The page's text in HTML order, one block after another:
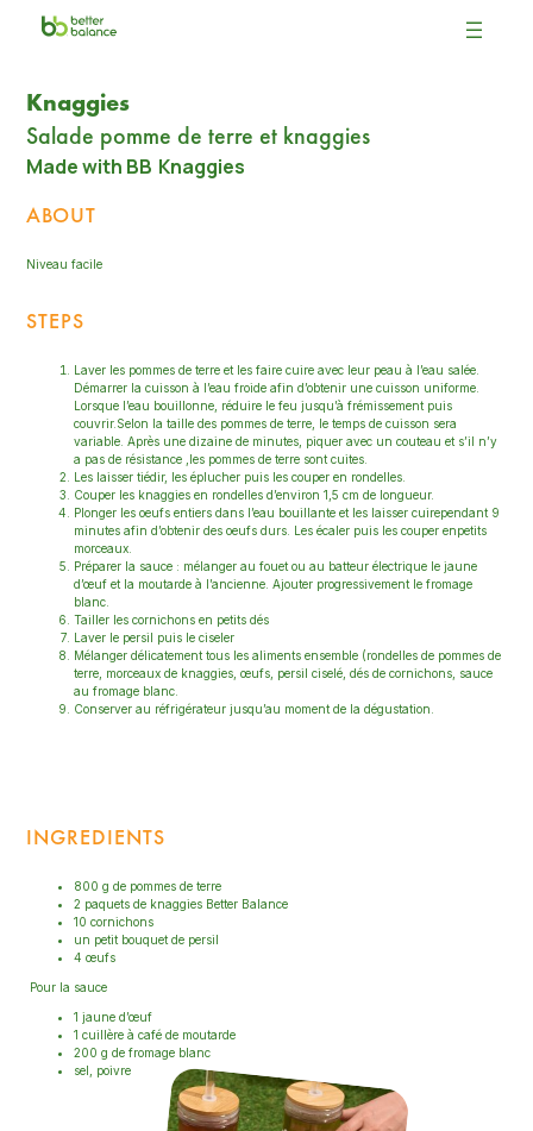
Knaggies
Salade pomme de terre et knaggies
Made with BB Knaggies
ABOUT
Niveau facile
STEPS
Laver les pommes de terre et les faire cuire avec leur peau à l’eau salée.
Démarrer la cuisson à l’eau froide afin d’obtenir une cuisson uniforme.
Lorsque l’eau bouillonne, réduire le feu jusqu’à frémissement puis
couvrir.Selon la taille des pommes de terre, le temps de cuisson sera
variable. Après une dizaine de minutes, piquer avec un couteau et s’il n’y
a pas de résistance ,les pommes de terre sont cuites.
Les laisser tiédir, les éplucher puis les couper en rondelles.
Couper les knaggies en rondelles d’environ 1,5 cm de longueur.
Plonger les oeufs entiers dans l’eau bouillante et les laisser cuirependant 9
minutes afin d’obtenir des oeufs durs. Les écaler puis les couper enpetits
morceaux.
Préparer la sauce : mélanger au fouet ou au batteur électrique le jaune
d’œuf et la moutarde à l’ancienne. Ajouter progressivement le fromage
blanc.
Tailler les cornichons en petits dés
Laver le persil puis le ciseler
Mélanger délicatement tous les aliments ensemble (rondelles de pommes de
terre, morceaux de knaggies, œufs, persil ciselé, dés de cornichons, sauce
au fromage blanc.
Conserver au réfrigérateur jusqu’au moment de la dégustation.
INGREDIENTS
800 g de pommes de terre
2 paquets de knaggies Better Balance
10 cornichons
un petit bouquet de persil
4 œufs
Pour la sauce
1 jaune d’œuf
1 cuillère à café de moutarde
200 g de fromage blanc
sel, poivre